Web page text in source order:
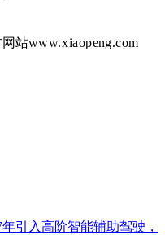
站www.xiaopeng.com
引入高阶智能辅助驾驶，